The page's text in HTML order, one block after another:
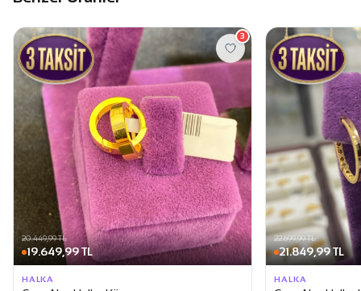
20.449,99 TL
19.649,99 TL
3
HALKA
22.699,99 TL
21.849,99 TL
HALKA